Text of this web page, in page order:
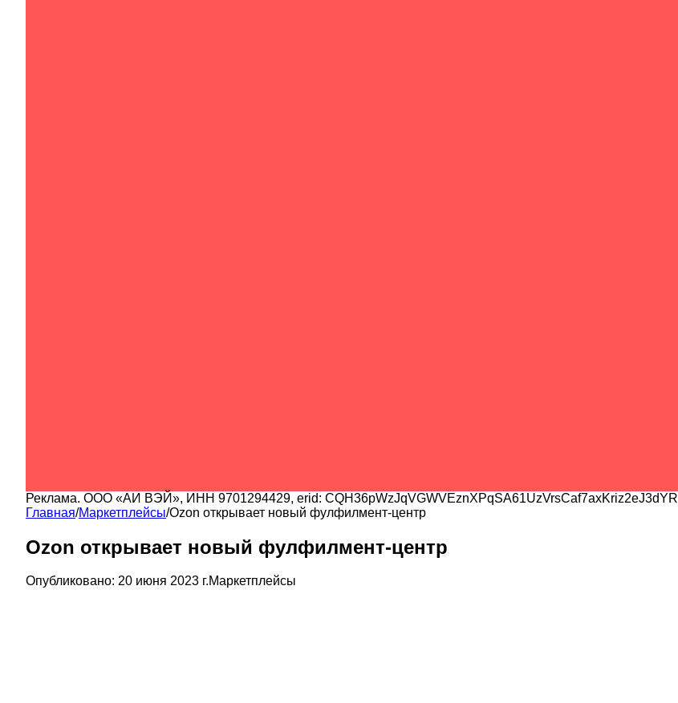
Реклама. ООО «АИ ВЭЙ», ИНН 9701294429, erid: CQH36pWzJqVGWVEznXPqSA61UzVrsCaf7axKriz2eJ3dYR
Главная/Маркетплейсы/Ozon открывает новый фулфилмент-центр
Ozon открывает новый фулфилмент-центр
Опубликовано: 20 июня 2023 г.Маркетплейсы